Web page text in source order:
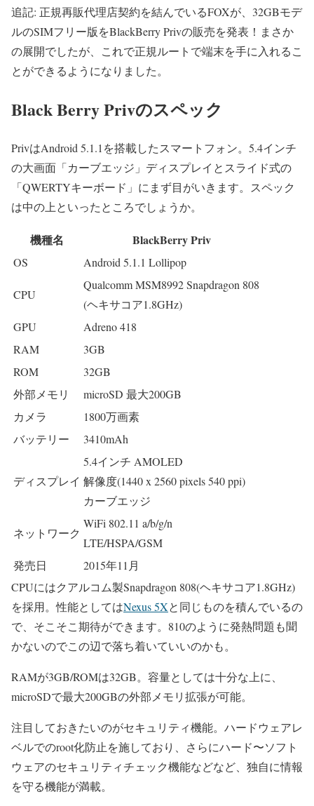
追記: 正規再販代理店契約を結んでいるFOXが、32GBモデ
ルのSIMフリー版をBlackBerry Privの販売を発表！まさか
の展開でしたが、これで正規ルートで端末を手に入れるこ
とができるようになりました。
Black Berry Privのスペック
PrivはAndroid 5.1.1を搭載したスマートフォン。 5.4インチ
の大画面「カーブエッジ」ディスプレイ と スライド式の
「QWERTYキーボード」 にまず目がいきます。スペック
は中の上といったところでしょうか。
機種名 BlackBerry Priv
OS Android 5.1.1 Lollipop
CPU
Qualcomm MSM8992 Snapdragon 808
(ヘキサコア1.8GHz)
GPU
Adreno 418
RAM
3GB
ROM
32GB
外部メモリ
microSD 最大200GB
カメラ
1800万画素
バッテリー
3410mAh
ディスプレイ
5.4インチ AMOLED
解像度(1440 x 2560 pixels 540 ppi)
カーブエッジ
ネットワーク
WiFi 802.11 a/b/g/n
LTE/HSPA/GSM
発売日
2015年11月
CPUにはクアルコム製Snapdragon 808(ヘキサコア1.8GHz)
を採用。性能としてはNexus 5Xと同じものを積んでいるの
で、そこそこ期待ができます。810のように発熱問題も聞
かないのでこの辺で落ち着いていいのかも。
RAMが3GB/ROMは32GB。容量としては十分な上に、
microSDで最大200GBの外部メモリ拡張が可能。
注目しておきたいのがセキュリティ機能。ハードウェアレ
ベルでのroot化防止を施しており、さらにハード〜ソフト
ウェアのセキュリティチェック機能などなど、独自に情報
を守る機能が満載。